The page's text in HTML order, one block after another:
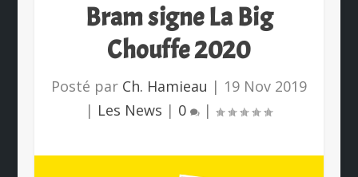
Bram signe La Big
Chouffe 2020
Posté par Ch. Hamieau | 19 Nov 2019
| Les News | 0 |